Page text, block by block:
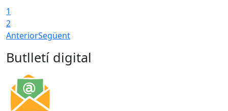
1
2
AnteriorSegüent
Butlletí digital